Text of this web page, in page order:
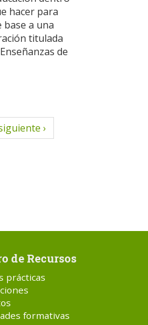
hacer para
a una
titulada
de
›
de Recursos
prácticas
formativas